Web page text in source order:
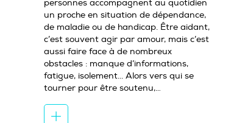
personnes accompagnent au quotidien
un proche en situation de dépendance,
de maladie ou de handicap. Être aidant,
c’est souvent agir par amour, mais c’est
aussi faire face à de nombreux
obstacles : manque d’informations,
fatigue, isolement... Alors vers qui se
tourner pour être soutenu,…